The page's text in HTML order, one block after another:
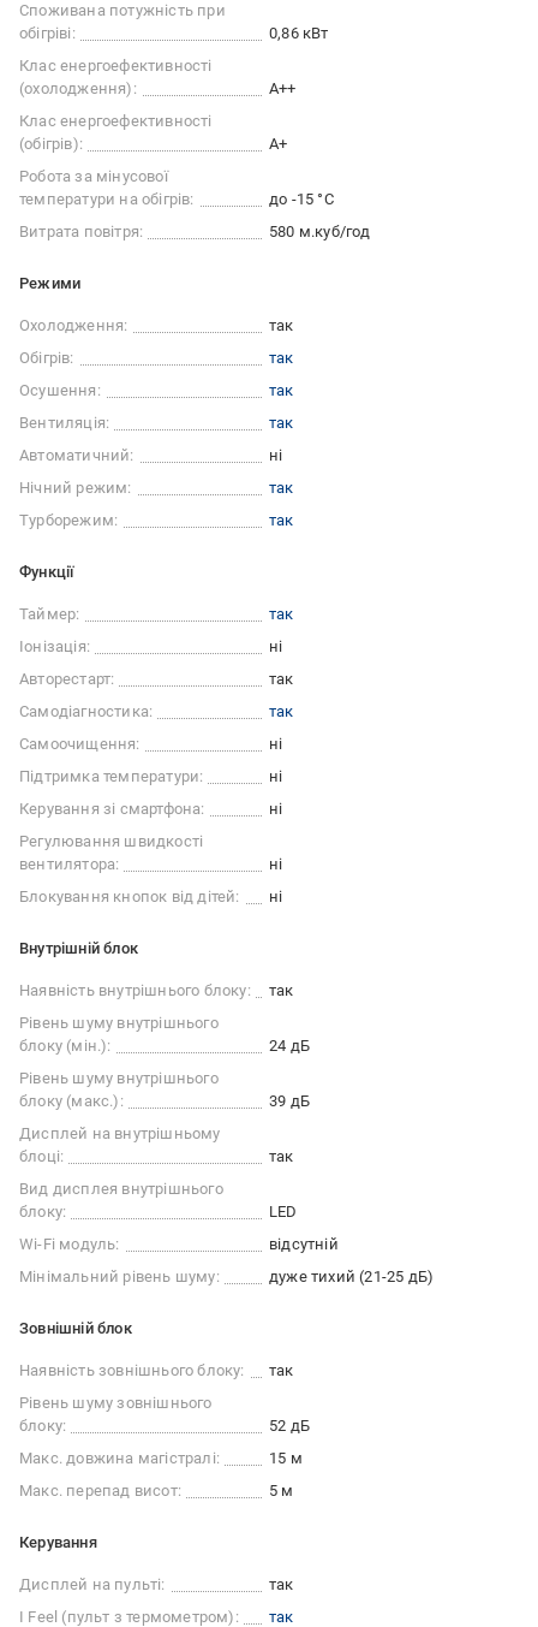
Споживана потужність при
обігріві:
0,86 кВт
Клас енергоефективності
(охолодження):
A++
Клас енергоефективності
(обігрів):
A+
Робота за мінусової
температури на обігрів:
до -15 °C
Витрата повітря:
580 м.куб/год
Режими
Охолодження:
так
Обігрів:
так
Осушення:
так
Вентиляція:
так
Автоматичний:
ні
Нічний режим:
так
Турборежим:
так
Функції
Таймер:
так
Іонізація:
ні
Авторестарт:
так
Самодіагностика:
так
Самоочищення:
ні
Підтримка температури:
ні
Керування зі смартфона:
ні
Регулювання швидкості
вентилятора:
ні
Блокування кнопок від дітей:
ні
Внутрішній блок
Наявність внутрішнього блоку:
так
Рівень шуму внутрішнього
блоку (мін.):
24 дБ
Рівень шуму внутрішнього
блоку (макс.):
39 дБ
Дисплей на внутрішньому
блоці:
так
Вид дисплея внутрішнього
блоку:
LED
Wi-Fi модуль:
відсутній
Мінімальний рівень шуму:
дуже тихий (21-25 дБ)
Зовнішній блок
Наявність зовнішнього блоку:
так
Рівень шуму зовнішнього
блоку:
52 дБ
Макс. довжина магістралі:
15 м
Макс. перепад висот:
5 м
Керування
Дисплей на пульті:
так
I Feel (пульт з термометром):
так